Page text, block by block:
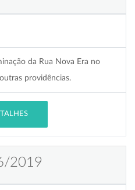
da Rua Nova Era no
providências.
2019